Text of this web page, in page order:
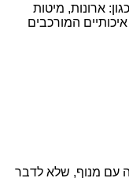
ארונות, מיטות
המורכבים
עם מנוף, שלא לדבר